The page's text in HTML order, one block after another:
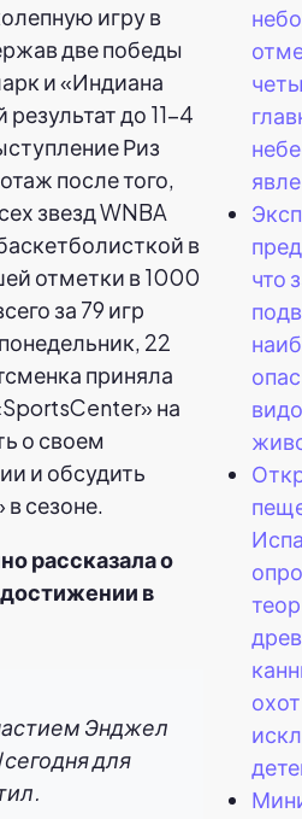
игру в
две победы
и «Индиана
до 11-4
Риз
после того,
звезд WNBA
в
отметки в 1000
за 79 игр
22
приняла
на
о своем
и обсудить
сезоне.
рассказала о
в
Энджел
сегодня для
что